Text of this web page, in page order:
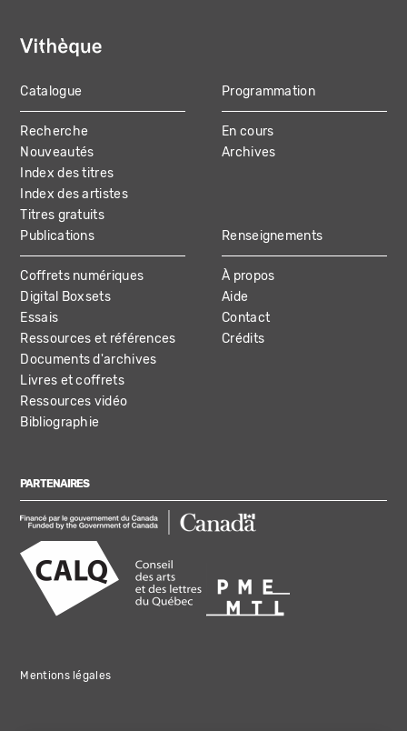
MAIN
NAVIGATION
Catalogue
Recherche
Nouveautés
Index des titres
Index des artistes
Titres gratuits
Programmation
En cours
Archives
Publications
Coffrets numériques
Digital Boxsets
Essais
Ressources et références
Documents d'archives
Livres et coffrets
Ressources vidéo
Bibliographie
Renseignements
À propos
Aide
Contact
Crédits
PARTENAIRES
Mentions légales